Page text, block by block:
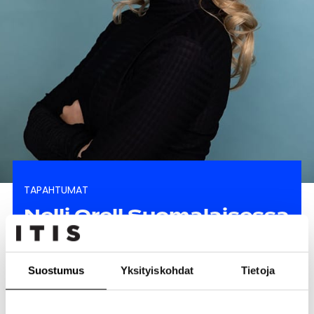
Suostumus Yksityiskohdat Tietoja
Nelli Orell Suomalaisessa
Kirjakaupassa 17.6.
TAPAHTUMAT